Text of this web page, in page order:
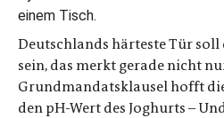
Deutschlands härteste Tür
sein, das merkt gerade nicht
Grundmandatsklausel hofft
den pH-Wert des Joghurts –